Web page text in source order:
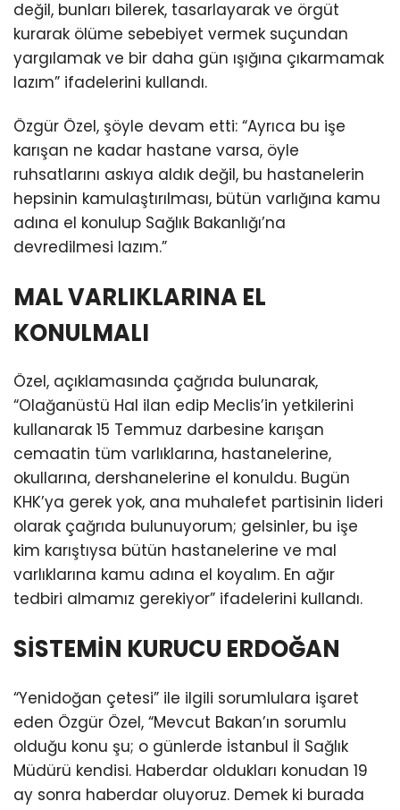
değil, bunları bilerek, tasarlayarak ve örgüt
kurarak ölüme sebebiyet vermek suçundan
yargılamak ve bir daha gün ışığına çıkarmamak
lazım” ifadelerini kullandı.
Özgür Özel, şöyle devam etti: “Ayrıca bu işe
karışan ne kadar hastane varsa, öyle
ruhsatlarını askıya aldık değil, bu hastanelerin
hepsinin kamulaştırılması, bütün varlığına kamu
adına el konulup Sağlık Bakanlığı’na
devredilmesi lazım.”
MAL VARLIKLARINA EL
KONULMALI
Özel, açıklamasında çağrıda bulunarak,
“Olağanüstü Hal ilan edip Meclis’in yetkilerini
kullanarak 15 Temmuz darbesine karışan
cemaatin tüm varlıklarına, hastanelerine,
okullarına, dershanelerine el konuldu. Bugün
KHK’ya gerek yok, ana muhalefet partisinin lideri
olarak çağrıda bulunuyorum; gelsinler, bu işe
kim karıştıysa bütün hastanelerine ve mal
varlıklarına kamu adına el koyalım. En ağır
tedbiri almamız gerekiyor” ifadelerini kullandı.
SİSTEMİN KURUCU ERDOĞAN
“Yenidoğan çetesi” ile ilgili sorumlulara işaret
eden Özgür Özel, “Mevcut Bakan’ın sorumlu
olduğu konu şu; o günlerde İstanbul İl Sağlık
Müdürü kendisi. Haberdar oldukları konudan 19
ay sonra haberdar oluyoruz. Demek ki burada